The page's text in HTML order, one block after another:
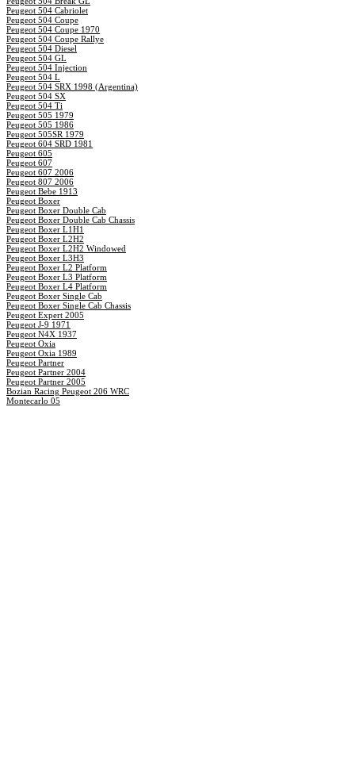
Peugeot 504 Cabriolet
Peugeot 504 Coupe
Peugeot 504 Coupe 1970
Peugeot 504 Coupe Rallye
Peugeot 504 Diesel
Peugeot 504 GL
Peugeot 504 Injection
Peugeot 504 L
Peugeot 504 SRX 1998 (Argentina)
Peugeot 504 SX
Peugeot 504 Ti
Peugeot 505 1979
Peugeot 505 1986
Peugeot 505SR 1979
Peugeot 604 SRD 1981
Peugeot 605
Peugeot 607
Peugeot 607 2006
Peugeot 807 2006
Peugeot Bebe 1913
Peugeot Boxer
Peugeot Boxer Double Cab
Peugeot Boxer Double Cab Chassis
Peugeot Boxer L1H1
Peugeot Boxer L2H2
Peugeot Boxer L2H2 Windowed
Peugeot Boxer L3H3
Peugeot Boxer L2 Platform
Peugeot Boxer L3 Platform
Peugeot Boxer L4 Platform
Peugeot Boxer Single Cab
Peugeot Boxer Single Cab Chassis
Peugeot Expert 2005
Peugeot J-9 1971
Peugeot N4X 1937
Peugeot Oxia
Peugeot Oxia 1989
Peugeot Partner
Peugeot Partner 2004
Peugeot Partner 2005
Bozian Racing Peugeot 206 WRC
Montecarlo 05